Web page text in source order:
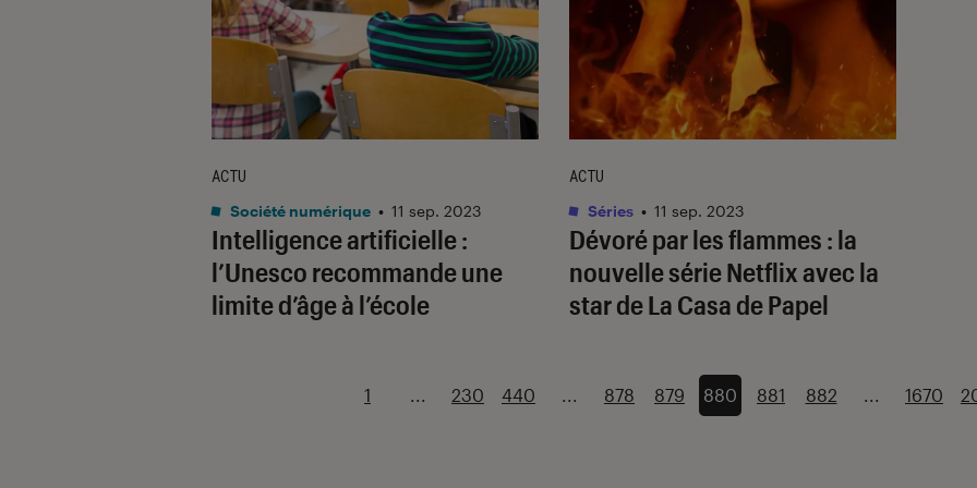
Intelligence artificielle :
l’Unesco recommande une
limite d’âge à l’école
ACTU
Société numérique • 11 sep. 2023
Dévoré par les flammes : la
nouvelle série Netflix avec la
star deLa Casa de Papel
ACTU
Séries • 11 sep. 2023
1 ... 230 440 ... 878 879 880 881 882 ... 1670